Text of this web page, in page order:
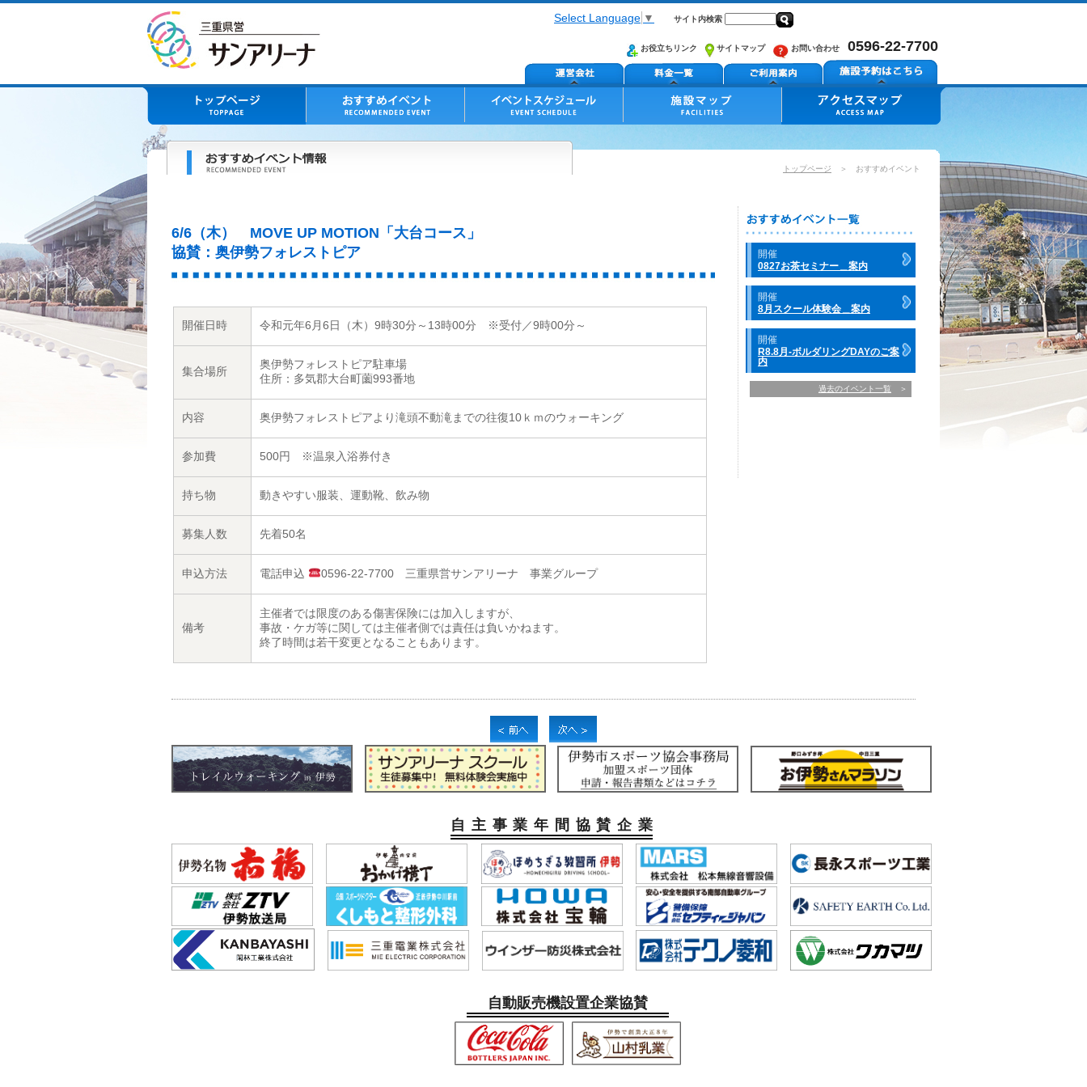
Select Language ▼ サイト内検索
お役立ちリンク サイトマップ お問い合わせ 0596-22-7700
トップページ ＞ おすすめイベント
6/6（木） MOVE UP MOTION「大台コース」
協賛：奥伊勢フォレストピア
開催日時 令和元年6月6日（木）9時30分～13時00分 ※受付／9時00分～
集合場所
奥伊勢フォレストピア駐車場
住所：多気郡大台町薗993番地
内容 奥伊勢フォレストピアより滝頭不動滝までの往復10ｋｍのウォーキング
参加費 500円 ※温泉入浴券付き
持ち物 動きやすい服装、運動靴、飲み物
募集人数 先着50名
申込方法 電話申込 0596-22-7700 三重県営サンアリーナ 事業グループ
備考
主催者では限度のある傷害保険には加入しますが、
事故・ケガ等に関しては主催者側では責任は負いかねます。
終了時間は若干変更となることもあります。
開催
0827お茶セミナー＿案内
開催
8月スクール体験会＿案内
開催
R8.8月-ボルダリングDAYのご案
内
過去のイベント一覧 ＞
自主事業年間協賛企業
自動販売機設置企業協賛